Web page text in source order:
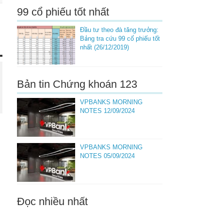
99 cổ phiếu tốt nhất
Đầu tư theo đà tăng trưởng:
Bảng tra cứu 99 cổ phiếu tốt
nhất (26/12/2019)
Bản tin Chứng khoán 123
VPBANKS MORNING
NOTES 12/09/2024
VPBANKS MORNING
NOTES 05/09/2024
Đọc nhiều nhất